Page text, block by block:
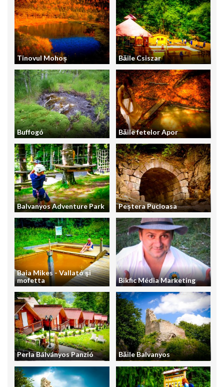
Tinovul Mohoș Băile Csiszar
Buffogó Băile fetelor Apor
Balvanyos Adventure Park Peștera Pucioasa
Baia Mikes - Vallató şi
mofetta
Bikfic Média Marketing
Perla Bálványos Panzió Băile Balvanyos